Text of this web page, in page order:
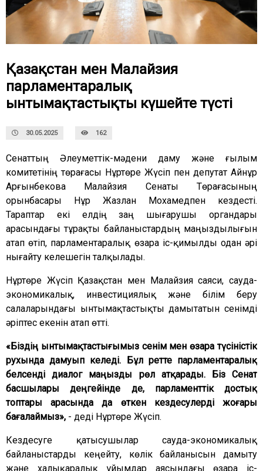
Қазақстан мен Малайзия
парламентаралық
ынтымақтастықты күшейте түсті
30.05.2025 162
Сенаттың Әлеуметтік-мәдени даму және ғылым
комитетінің төрағасы Нұртөре Жүсіп пен депутат Айнұр
Арғынбекова Малайзия Сенаты Төрағасының
орынбасары Нұр Жазлан Мохамедпен кездесті.
Тараптар екі елдің заң шығарушы органдары
арасындағы тұрақты байланыстардың маңыздылығын
атап өтіп, парламентаралық өзара іс-қимылды одан әрі
нығайту келешегін талқылады.
Нұртөре Жүсіп Қазақстан мен Малайзия саяси, сауда-
экономикалық, инвестициялық және білім беру
салаларындағы ынтымақтастықты дамытатын сенімді
әріптес екенін атап өтті.
«Біздің ынтымақтастығымыз сенім мен өзара түсіністік
рухында дамуып келеді. Бұл ретте парламентаралық
белсенді диалог маңызды рөл атқарады. Біз Сенат
басшылары деңгейінде де, парламенттік достық
топтары арасында да өткен кездесулерді жоғары
бағалаймыз», - деді Нұртөре Жүсіп.
Кездесуге қатысушылар сауда-экономикалық
байланыстарды кеңейту, көлік байланысын дамыту
және халықаралық ұйымдар аясындағы өзара іс-